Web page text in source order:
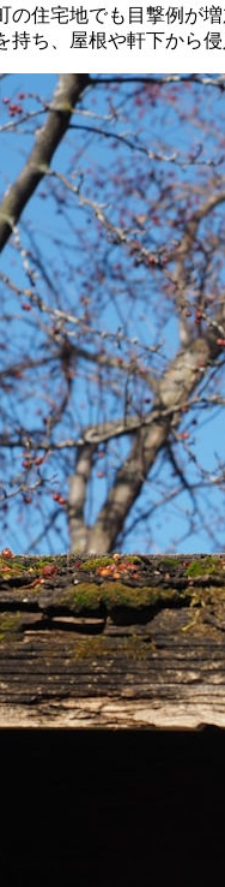
の住宅地でも目撃例が
持ち、屋根や軒下から